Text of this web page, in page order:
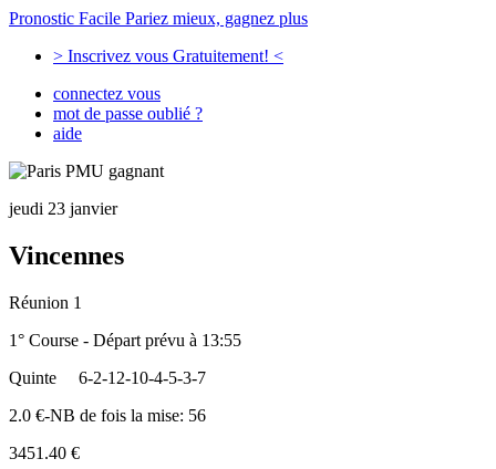
Pronostic Facile Pariez mieux, gagnez plus
> Inscrivez vous Gratuitement! <
connectez vous
mot de passe oublié ?
aide
jeudi 23 janvier
Vincennes
Réunion 1
1° Course - Départ prévu à 13:55
Quinte
6-2-12-10-4-5-3-7
2.0 €-NB de fois la mise: 56
3451.40 €